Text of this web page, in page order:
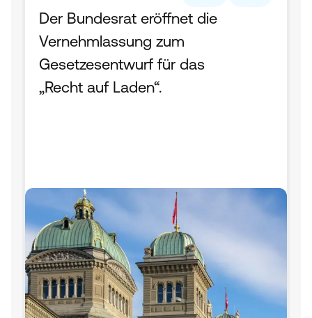
Der Bundesrat eröffnet die
Vernehmlassung zum
Gesetzesentwurf für das
„Recht auf Laden“.